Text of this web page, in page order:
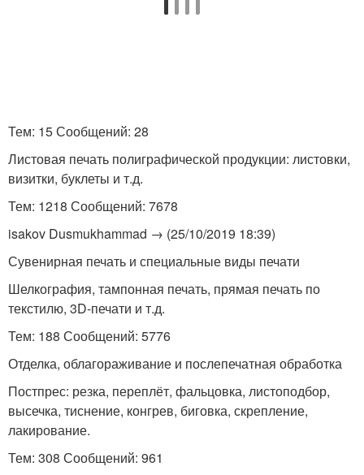
Тем: 15 Сообщений: 28
Листовая печать полиграфической продукции: листовки,
визитки, буклеты и т.д.
Тем: 1218 Сообщений: 7678
isakov Dusmukhammad → (25/10/2019 18:39)
Сувенирная печать и специальные виды печати
Шелкография, тампонная печать, прямая печать по
текстилю, 3D-печати и т.д.
Тем: 188 Сообщений: 5776
Отделка, облагораживание и послепечатная обработка
Постпрес: резка, переплёт, фальцовка, листоподбор,
высечка, тиснение, конгрев, биговка, скрепление,
лакирование.
Тем: 308 Сообщений: 961